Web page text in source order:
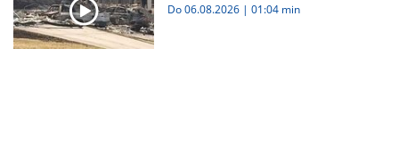
Do 06.08.2026 | 01:04 min